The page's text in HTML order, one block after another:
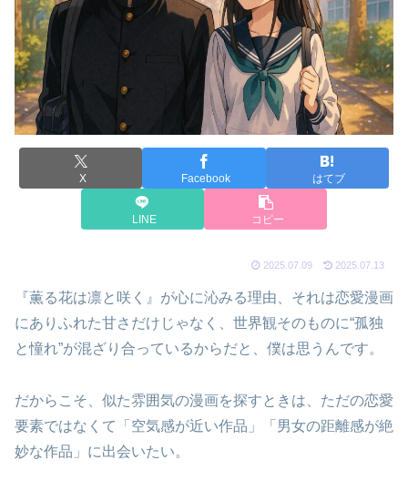
X Facebook はてブ
LINE コピー
2025.07.09 2025.07.13
『薫る花は凛と咲く』が心に沁みる理由、それは恋愛漫画
にありふれた甘さだけじゃなく、世界観そのものに“孤独
と憧れ”が混ざり合っているからだと、僕は思うんです。
だからこそ、似た雰囲気の漫画を探すときは、ただの恋愛
要素ではなくて「空気感が近い作品」「男女の距離感が絶
妙な作品」に出会いたい。